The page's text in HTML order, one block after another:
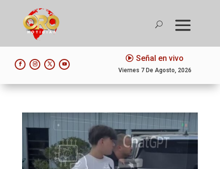
Señal en vivo
Viernes 7 De Agosto, 2026